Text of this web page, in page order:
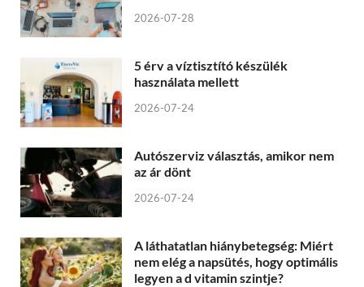
2026-07-28
5 érv a víztisztító készülék
használata mellett
2026-07-24
Autószerviz választás, amikor nem
az ár dönt
2026-07-24
A láthatatlan hiánybetegség: Miért
nem elég a napsütés, hogy optimális
legyen a d vitamin szintje?